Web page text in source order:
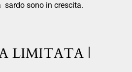
sardo sono in crescita.
LIMITATA |